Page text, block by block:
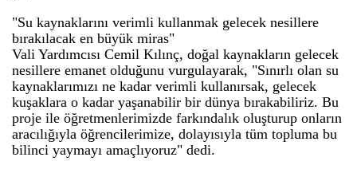
"Su kaynaklarını verimli kullanmak gelecek nesillere
bırakılacak en büyük miras"
Vali Yardımcısı Cemil Kılınç, doğal kaynakların gelecek
nesillere emanet olduğunu vurgulayarak, "Sınırlı olan su
kaynaklarımızı ne kadar verimli kullanırsak, gelecek
kuşaklara o kadar yaşanabilir bir dünya bırakabiliriz. Bu
proje ile öğretmenlerimizde farkındalık oluşturup onların
aracılığıyla öğrencilerimize, dolayısıyla tüm topluma bu
bilinci yaymayı amaçlıyoruz" dedi.